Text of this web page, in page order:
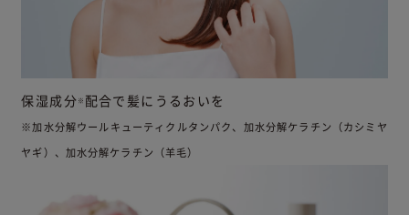
保湿成分 ※ 配合で髪にうるおいを
※加水分解ウールキューティクルタンパク、加水分解ケラチン（カシミヤ
ヤギ）、加水分解ケラチン（羊毛）